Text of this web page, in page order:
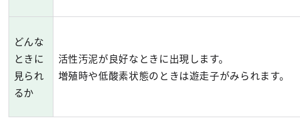
どんな
ときに
見られ
るか
活性汚泥が良好なときに出現します。
増殖時や低酸素状態のときは遊走子がみられます。